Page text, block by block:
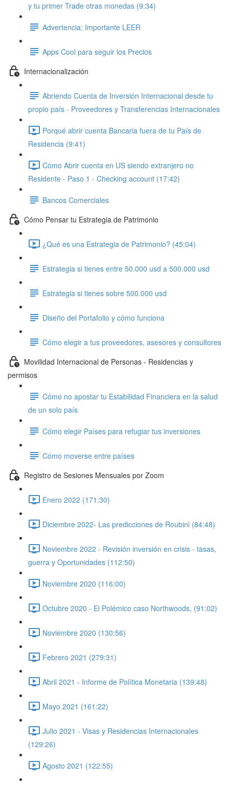
y tu primer Trade otras monedas (9:34)
Advertencia: Importante LEER
Apps Cool para seguir los Precios
Internacionalización
Abriendo Cuenta de Inversión Internacional desde tu
propio país - Proveedores y Transferencias Internacionales
Porqué abrir cuenta Bancaria fuera de tu País de
Residencia (9:41)
Cómo Abrir cuenta en US siendo extranjero no
Residente - Paso 1 - Checking account (17:42)
Bancos Comerciales
Cómo Pensar tu Estrategia de Patrimonio
¿Qué es una Estrategia de Patrimonio? (45:04)
Estrategia si tienes entre 50.000 usd a 500.000 usd
Estrategia si tienes sobre 500.000 usd
Diseño del Portafolio y cómo funciona
Cómo elegir a tus proveedores, asesores y consultores
Movilidad Internacional de Personas - Residencias y
permisos
Cómo no apostar tu Estabilidad Financiera en la salud
de un solo país
Cómo elegir Países para refugiar tus inversiones
Cómo moverse entre países
Registro de Sesiones Mensuales por Zoom
Enero 2022 (171:30)
Diciembre 2022- Las predicciones de Roubini (84:48)
Noviembre 2022 - Revisión inversión en crisis - tasas,
guerra y Oportunidades (112:50)
Noviembre 2020 (116:00)
Octubre 2020 - El Polémico caso Northwoods, (91:02)
Noviembre 2020 (130:56)
Febrero 2021 (279:31)
Abril 2021 - Informe de Política Monetaria (139:48)
Mayo 2021 (161:22)
Julio 2021 - Visas y Residencias Internacionales
(129:26)
Agosto 2021 (122:55)